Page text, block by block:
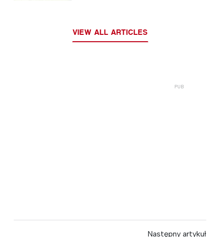
VIEW ALL ARTICLES
Następny artykuł